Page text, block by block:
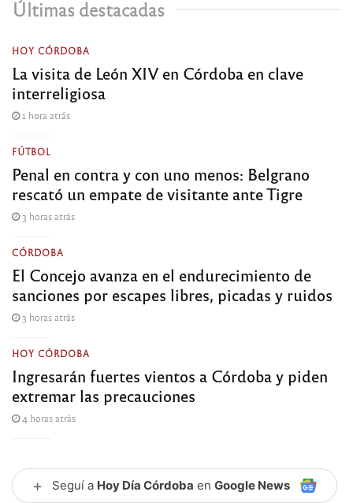
Últimas destacadas
HOY CÓRDOBA
La visita de León XIV en Córdoba en clave
interreligiosa
1 hora atrás
FÚTBOL
Penal en contra y con uno menos: Belgrano
rescató un empate de visitante ante Tigre
3 horas atrás
CÓRDOBA
El Concejo avanza en el endurecimiento de
sanciones por escapes libres, picadas y ruidos
3 horas atrás
HOY CÓRDOBA
Ingresarán fuertes vientos a Córdoba y piden
extremar las precauciones
4 horas atrás
+ Seguí a Hoy Día Córdoba en Google News